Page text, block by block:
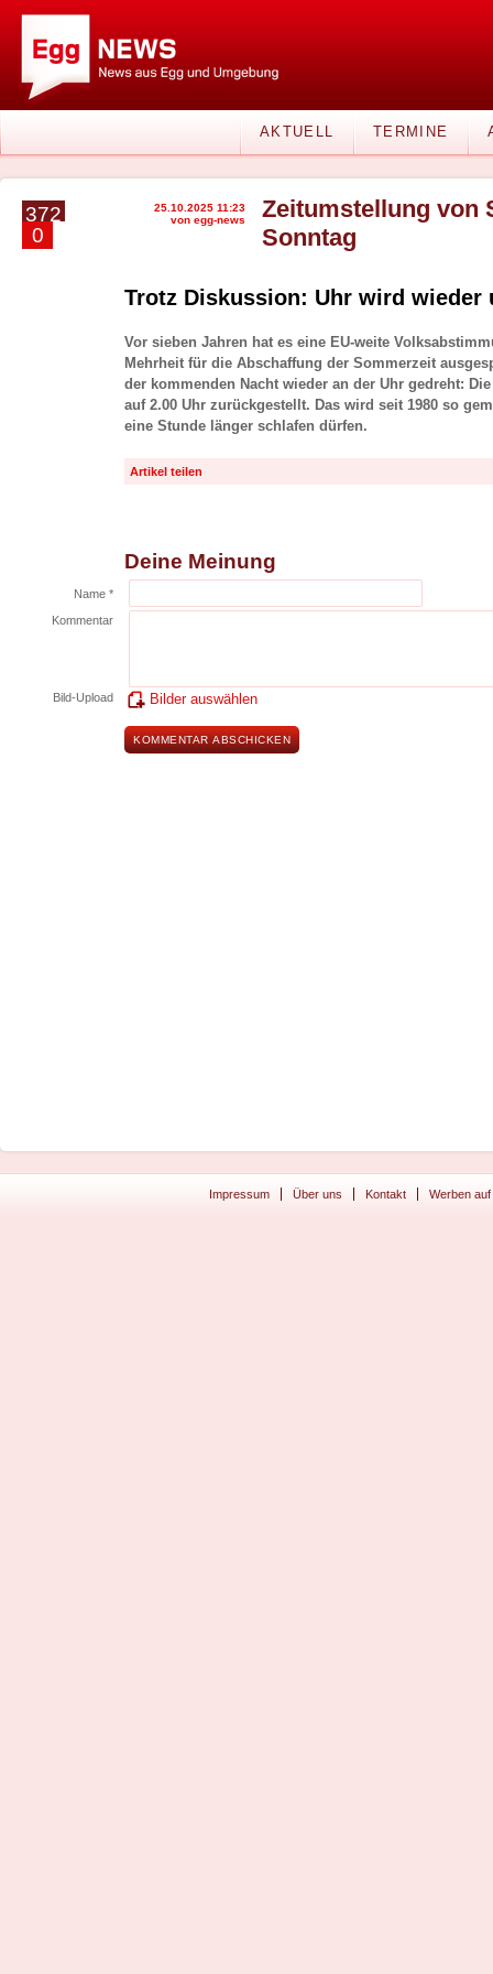
AKTUELL TERMINE
372
0
25.10.2025 11:23
von egg-news
Zeitumstellung von
Sonntag
Trotz Diskussion: Uhr wird wieder
Vor sieben Jahren hat es eine EU-weite
Mehrheit für die Abschaffung der Sommerzeit
der kommenden Nacht wieder an der Uhr gedreht:
auf 2.00 Uhr zurückgestellt. Das wird seit 1980 so
eine Stunde länger schlafen dürfen.
Artikel teilen
Deine Meinung
Name *
Kommentar
Bild-Upload Bilder auswählen
Impressum Über uns Kontakt Werben